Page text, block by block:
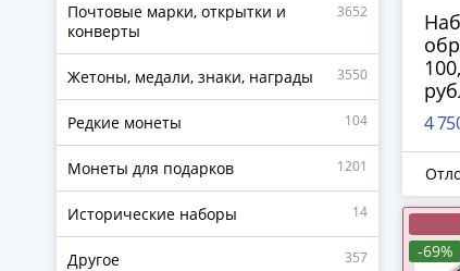
Почтовые марки, открытки и
конверты
3652
Жетоны, медали, знаки, награды 3550
Редкие монеты 104
Монеты для подарков 1201
Исторические наборы 14
Другое 357
4
-69%